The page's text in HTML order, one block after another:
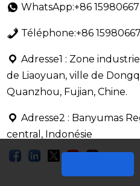
WhatsApp:+86
Téléphone:+86
Adresse1 : Zone
de Liaoyuan, ville de
Quanzhou, Fujian, Chine.
Adresse2 : Banyumas
central, Indonésie